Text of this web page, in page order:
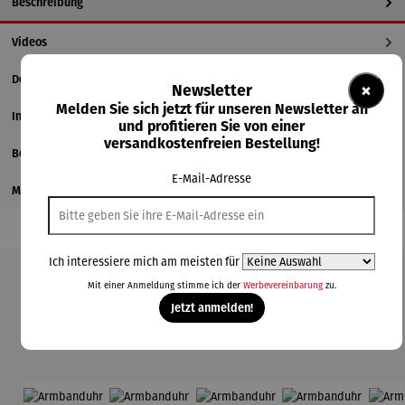
Videos
Details
Informationen zum Hersteller
Bewertungen
Magazinbeitrag
Produktgalerie überspringen
×
Newsletter
Melden Sie sich jetzt für unseren Newsletter an
und profitieren Sie von einer
versandkostenfreien Bestellung!
E-Mail-Adresse
Ich interessiere mich am meisten für
Mit einer Anmeldung stimme ich der Werbevereinbarungzu.
Jetzt anmelden!